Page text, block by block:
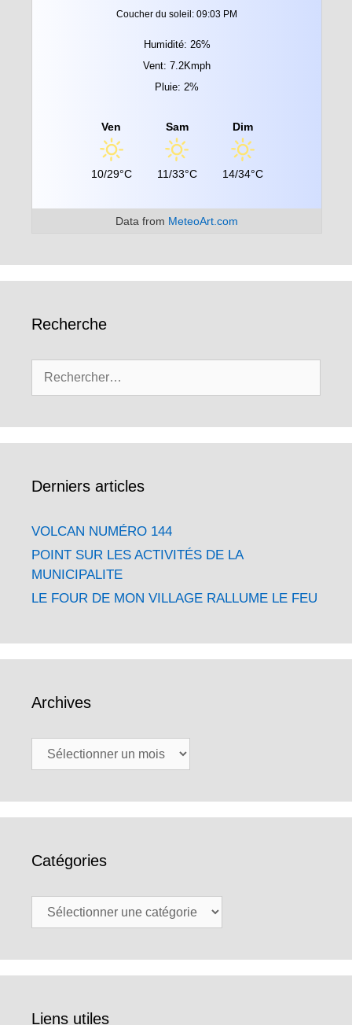
Coucher du soleil: 09:03 PM
Humidité: 26%
Vent: 7.2Kmph
Pluie: 2%
Ven
10/29°C
Sam
11/33°C
Dim
14/34°C
Data from MeteoArt.com
Recherche
Rechercher :
Derniers articles
VOLCAN NUMÉRO 144
POINT SUR LES ACTIVITÉS DE LA
MUNICIPALITE
LE FOUR DE MON VILLAGE RALLUME LE FEU
Archives
Archives
Catégories
Catégories
Liens utiles